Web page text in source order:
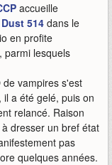
accueille
Dust 514 dans le
en profite
parmi lesquels
vampires s'est
a été gelé, puis on
relancé. Raison
dresser un bref état
pas
quelques années.